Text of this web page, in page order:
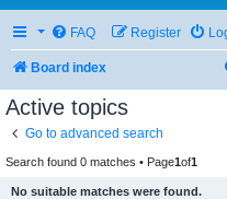
FAQ Register
Board index
Active topics
Go to advanced search
Search found 0 matches • Page1of1
No suitable matches were found.